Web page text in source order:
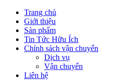
Trang chủ
Giới thiệu
Sản phẩm
Tin Tức Hữu Ích
Chính sách vận chuyển
Dịch vụ
Vận chuyển
Liên hệ